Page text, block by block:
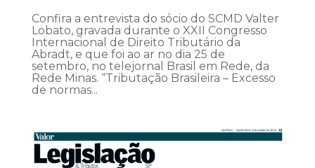
Confira a entrevista do sócio do SCMD Valter
Lobato, gravada durante o XXII Congresso
Internacional de Direito Tributário da
Abradt, e que foi ao ar no dia 25 de
setembro, no telejornal Brasil em Rede, da
Rede Minas. “Tributação Brasileira – Excesso
de normas...